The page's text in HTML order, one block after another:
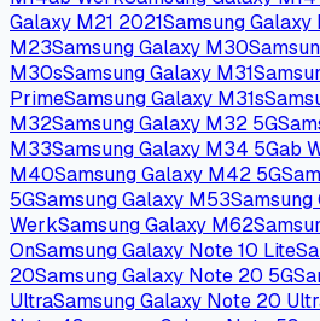
Galaxy M21 2021Samsung Galaxy
M23Samsung Galaxy M30
M30sSamsung Galaxy M31
PrimeSamsung Galaxy M31s
M32Samsung Galaxy M32 5G
M33Samsung Galaxy M34 5Gab
M40Samsung Galaxy M42 5G
5GSamsung Galaxy M53
WerkSamsung Galaxy M62
OnSamsung Galaxy Note 10 Lite
20Samsung Galaxy Note 20 5G
UltraSamsung Galaxy Note 20